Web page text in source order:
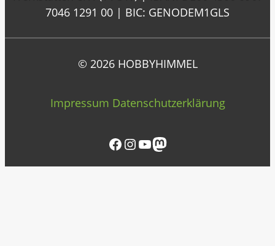
7046 1291 00 | BIC: GENODEM1GLS
© 2026 HOBBYHIMMEL
Impressum Datenschutzerklärung
Facebook InstagramYouTube Mastodon